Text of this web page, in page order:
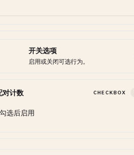
开关选项
启用或关闭可选行为。
对计数 CHECKBOX
勾选后启用